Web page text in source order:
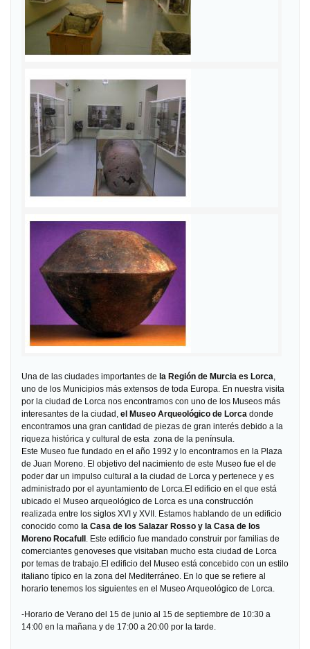
Una de las ciudades importantes de la Región de Murcia es Lorca
uno de los Municipios más extensos de toda Europa. En nuestra visita
por la ciudad de Lorca nos encontramos con uno de los Museos más
interesantes de la ciudad, el Museo Arqueológico de Lorca donde
encontramos una gran cantidad de piezas de gran interés debido a la
riqueza histórica y cultural de esta zona de la península.
Este Museo fue fundado en el año 1992 y lo encontramos en la Plaza
de Juan Moreno. El objetivo del nacimiento de este Museo fue el de
poder dar un impulso cultural a la ciudad de Lorca y pertenece y es
administrado por el ayuntamiento de Lorca. El edificio en el que está
ubicado el Museo arqueológico de Lorca es una construcción
realizada entre los siglos XVI y XVII. Estamos hablando de un edificio
conocido como la Casa de los Salazar Rosso y la Casa de los
Moreno Rocafull . Este edificio fue mandado construir por familias de
comerciantes genoveses que visitaban mucho esta ciudad de Lorca
por temas de trabajo. El edificio del Museo está concebido con un estilo
italiano típico en la zona del Mediterráneo. En lo que se refiere al
horario tenemos los siguientes en el Museo Arqueológico de Lorca.
-Horario de Verano del 15 de junio al 15 de septiembre de 10:30 a
14:00 en la mañana y de 17:00 a 20:00 por la tarde.